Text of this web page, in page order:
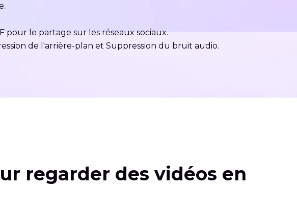
le partage sur les réseaux sociaux.
de l'arrière-plan et Suppression du bruit audio.
regarder des vidéos en